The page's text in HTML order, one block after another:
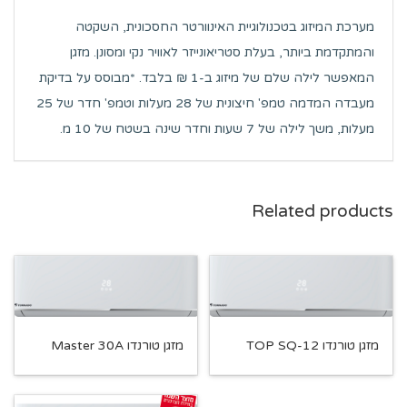
מערכת המיזוג בטכנולוגיית האינוורטר החסכונית, השקטה
והמתקדמת ביותר, בעלת סטריאונייזר לאוויר נקי ומסונן. מזגן
המאפשר לילה שלם של מיזוג ב-1 ₪ בלבד. *מבוסס על בדיקת
מעבדה המדמה טמפ' חיצונית של 28 מעלות וטמפ' חדר של 25
מעלות, משך לילה של 7 שעות וחדר שינה בשטח של 10 מ.
Related products
מזגן טורנדו Master 30A מזגן טורנדו TOP SQ-12